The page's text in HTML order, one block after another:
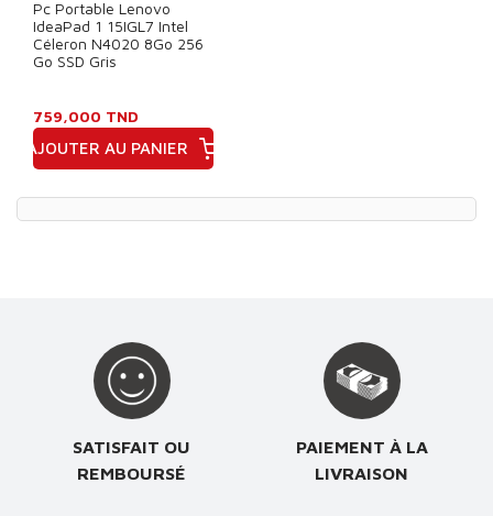
Pc Portable Lenovo
IdeaPad 1 15IGL7 Intel
Céleron N4020 8Go 256
Go SSD Gris
759,000 TND
AJOUTER AU PANIER
SATISFAIT OU
REMBOURSÉ
PAIEMENT À LA
LIVRAISON